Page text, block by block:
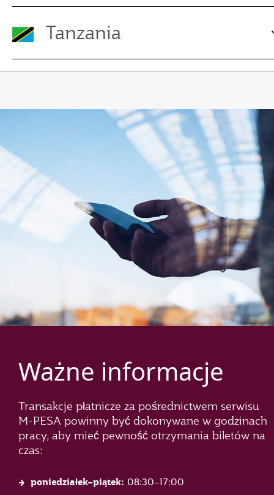
Tanzania
Ważne informacje
Transakcje płatnicze za pośrednictwem serwisu
M-PESA powinny być dokonywane w godzinach
pracy, aby mieć pewność otrzymania biletów na
czas:
poniedziałek–piątek: 08:30–17:00